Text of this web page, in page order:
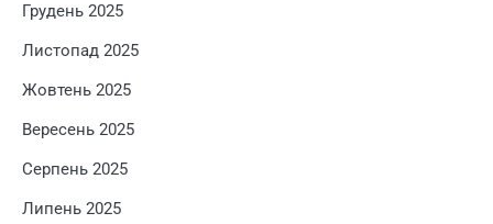
Грудень 2025
Листопад 2025
Жовтень 2025
Вересень 2025
Серпень 2025
Липень 2025